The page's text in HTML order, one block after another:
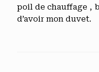
poil de chauffage ,
d’avoir mon duvet.